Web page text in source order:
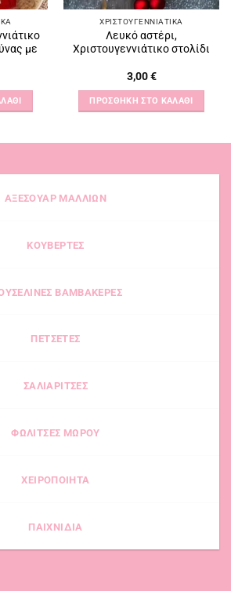
με
ΧΡΙΣΤΟΥΓΕΝΝΙΆΤΙΚΑ
Λευκό αστέρι,
Χριστουγεννιάτικο στολίδι
3,00€
ΠΡΟΣΘΉΚΗ ΣΤΟ ΚΑΛΆΘΙ
ΑΞΕΣΟΥΑΡ ΜΑΛΛΙΩΝ
ΚΟΥΒΕΡΤΕΣ
ΒΑΜΒΑΚΕΡΕΣ
ΠΕΤΣΕΤΕΣ
ΣΑΛΙΑΡΙΤΣΕΣ
ΦΩΛΙΤΣΕΣ ΜΩΡΟΥ
ΧΕΙΡΟΠΟΙΗΤΑ
ΠΑΙΧΝΙΔΙΑ